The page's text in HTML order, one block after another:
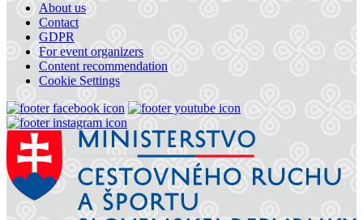
About us
Contact
GDPR
For event organizers
Content recommendation
Cookie Settings